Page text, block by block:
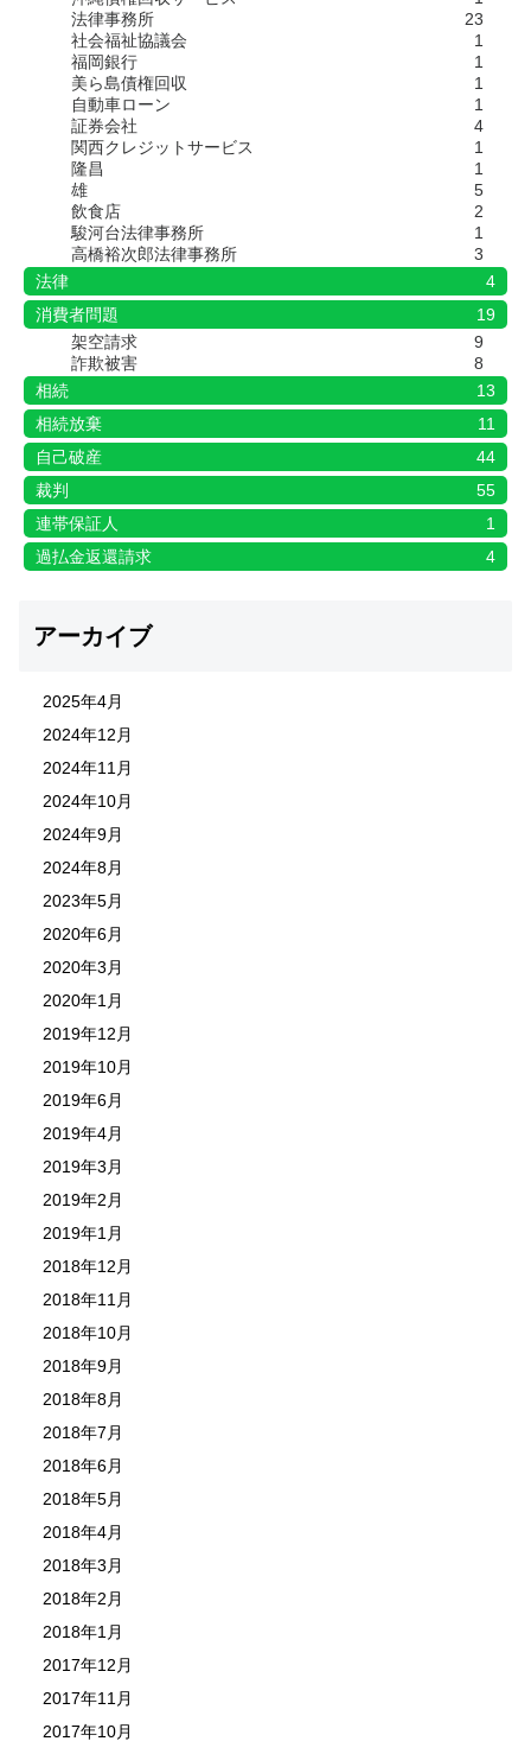
法律事務所
23
社会福祉協議会
1
福岡銀行
1
美ら島債権回収
1
自動車ローン
1
証券会社
4
関西クレジットサービス
1
隆昌
1
雄
5
飲食店
2
駿河台法律事務所
1
高橋裕次郎法律事務所
3
法律
4
消費者問題
19
架空請求
9
詐欺被害
8
相続
13
相続放棄
11
自己破産
44
裁判
55
連帯保証人
1
過払金返還請求
4
アーカイブ
2025年4月
2024年12月
2024年11月
2024年10月
2024年9月
2024年8月
2023年5月
2020年6月
2020年3月
2020年1月
2019年12月
2019年10月
2019年6月
2019年4月
2019年3月
2019年2月
2019年1月
2018年12月
2018年11月
2018年10月
2018年9月
2018年8月
2018年7月
2018年6月
2018年5月
2018年4月
2018年3月
2018年2月
2018年1月
2017年12月
2017年11月
2017年10月